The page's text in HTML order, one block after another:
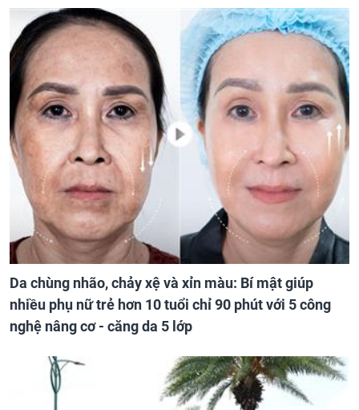
Da chùng nhão, chảy xệ và xỉn màu: Bí mật giúp
nhiều phụ nữ trẻ hơn 10 tuổi chỉ 90 phút với 5 công
nghệ nâng cơ - căng da 5 lớp